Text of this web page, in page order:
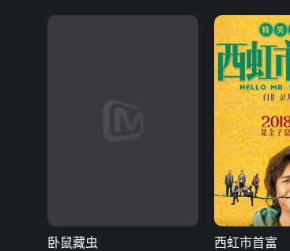
卧鼠藏虫 西虹市首富